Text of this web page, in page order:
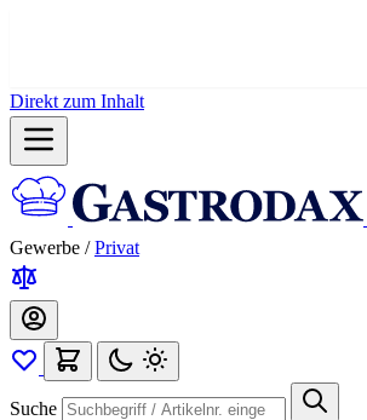
Direkt zum Inhalt
Gewerbe / Privat
Suche